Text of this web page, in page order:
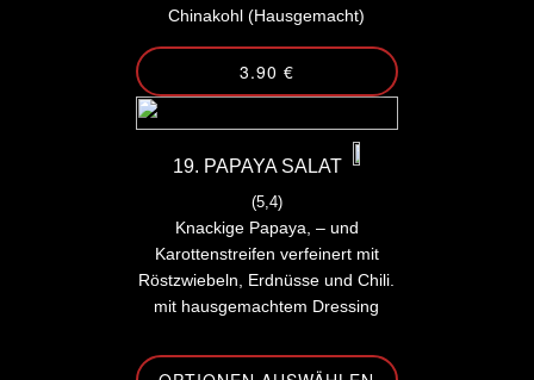
Chinakohl (Hausgemacht)
3.90 €
19. PAPAYA SALAT
(5,4)
Knackige Papaya, – und
Karottenstreifen verfeinert mit
Röstzwiebeln, Erdnüsse und Chili.
mit hausgemachtem Dressing